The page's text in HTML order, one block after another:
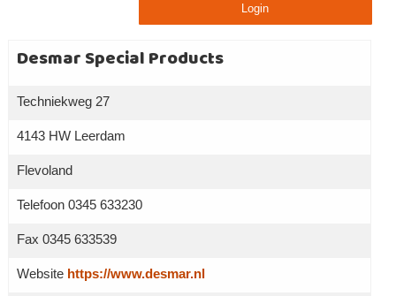
Login
Desmar Special Products
Techniekweg 27
4143 HW Leerdam
Flevoland
Telefoon 0345 633230
Fax 0345 633539
Website https://www.desmar.nl